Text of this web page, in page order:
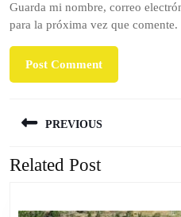
Guarda mi nombre, correo
para la próxima vez que comente.
de
entradas
PREVIOUS
Previous
Related Post